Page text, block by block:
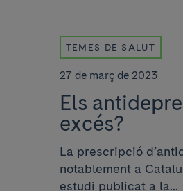
TEMES DE SALUT
27 de març de 2023
Els
excés?
La prescripció
notablement a
estudi publicat a la...